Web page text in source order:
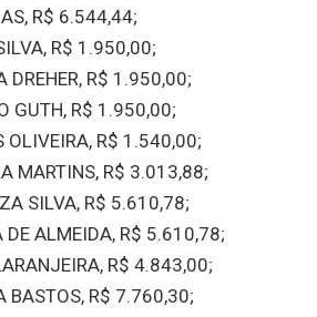
R$ 6.544,44;
R$ 1.950,00;
DREHER, R$ 1.950,00;
GUTH, R$ 1.950,00;
OLIVEIRA, R$ 1.540,00;
MARTINS, R$ 3.013,88;
SILVA, R$ 5.610,78;
DE ALMEIDA, R$ 5.610,78;
R$ 4.843,00;
BASTOS, R$ 7.760,30;